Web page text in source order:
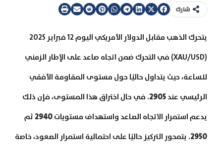
شارك
يتحرك الذهب مقابل الدولار الأمريكي اليوم 12 فبراير 2025
(XAU/USD) في التحرك ضمن اتجاه صاعد على الإطار الزمني
للساعة، حيث يتداول حاليًا حول مستوى المقاومة الأفقي
الرئيسي عند 2905. في حال اختراق هذا المستوى، فإن ذلك
يدعم استمرار الاتجاه الصاعد واستهداف مستويات 2940 ثم
2950. يتمحور التركيز حاليًا على احتمالية استمرار الصعود، خاصة